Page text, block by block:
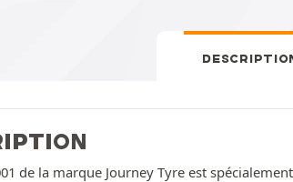
de la marque Journey Tyre est